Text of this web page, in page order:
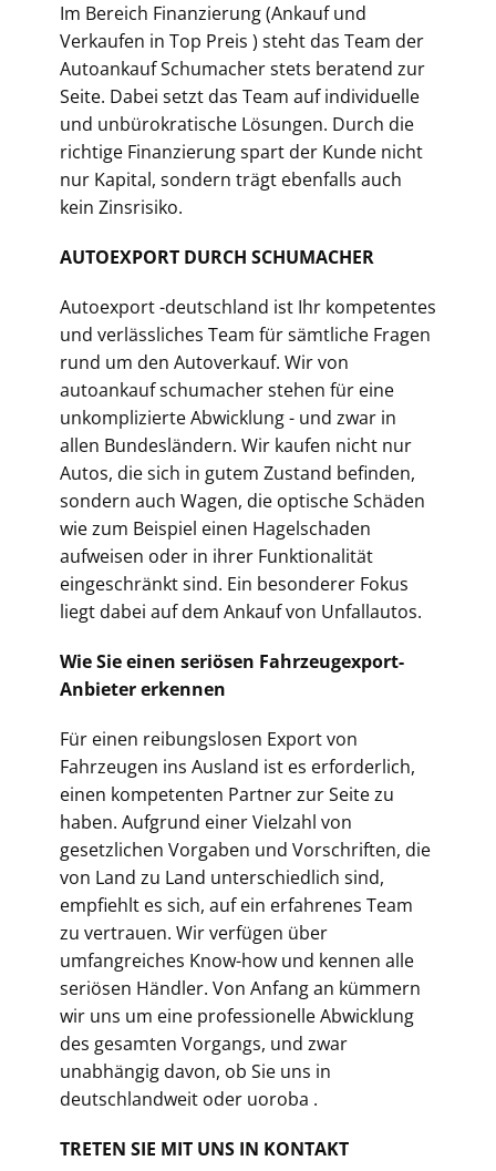
Im Bereich Finanzierung (Ankauf und
Verkaufen in Top Preis ) steht das Team der
Autoankauf Schumacher stets beratend zur
Seite. Dabei setzt das Team auf individuelle
und unbürokratische Lösungen. Durch die
richtige Finanzierung spart der Kunde nicht
nur Kapital, sondern trägt ebenfalls auch
kein Zinsrisiko.
AUTOEXPORT DURCH SCHUMACHER
Autoexport -deutschland ist Ihr kompetentes
und verlässliches Team für sämtliche Fragen
rund um den Autoverkauf. Wir von
autoankauf schumacher stehen für eine
unkomplizierte Abwicklung - und zwar in
allen Bundesländern. Wir kaufen nicht nur
Autos, die sich in gutem Zustand befinden,
sondern auch Wagen, die optische Schäden
wie zum Beispiel einen Hagelschaden
aufweisen oder in ihrer Funktionalität
eingeschränkt sind. Ein besonderer Fokus
liegt dabei auf dem Ankauf von Unfallautos.
Wie Sie einen seriösen Fahrzeugexport-
Anbieter erkennen
Für einen reibungslosen Export von
Fahrzeugen ins Ausland ist es erforderlich,
einen kompetenten Partner zur Seite zu
haben. Aufgrund einer Vielzahl von
gesetzlichen Vorgaben und Vorschriften, die
von Land zu Land unterschiedlich sind,
empfiehlt es sich, auf ein erfahrenes Team
zu vertrauen. Wir verfügen über
umfangreiches Know-how und kennen alle
seriösen Händler. Von Anfang an kümmern
wir uns um eine professionelle Abwicklung
des gesamten Vorgangs, und zwar
unabhängig davon, ob Sie uns in
deutschlandweit oder uoroba .
TRETEN SIE MIT UNS IN KONTAKT